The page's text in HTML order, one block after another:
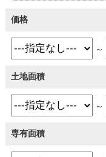
価格
～
土地面積
～
専有面積